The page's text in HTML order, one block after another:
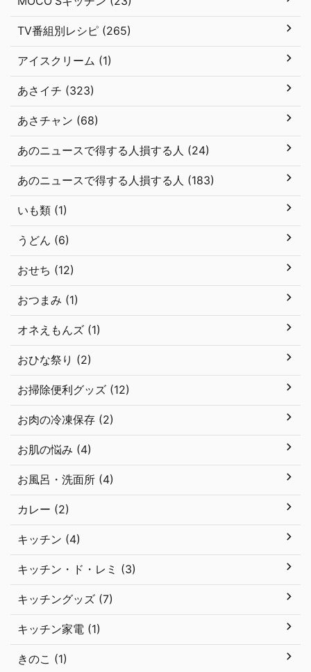
TV番組別レシピ (265)
アイスクリーム (1)
あさイチ (323)
あさチャン (68)
あのニュースで得する人損する人 (24)
あのニュースで得する人損する人 (183)
いも類 (1)
うどん (6)
おせち (12)
おつまみ (1)
オネえもんズ (1)
おひな祭り (2)
お掃除便利グッズ (12)
お肉の冷凍保存 (2)
お肌の悩み (4)
お風呂・洗面所 (4)
カレー (2)
キッチン (4)
キッチン・ド・レミ (3)
キッチングッズ (7)
キッチン家電 (1)
きのこ (1)